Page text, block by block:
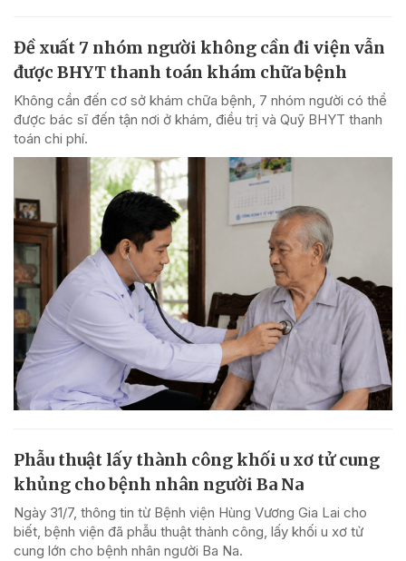
Đề xuất 7 nhóm người không cần đi viện vẫn
được BHYT thanh toán khám chữa bệnh
Không cần đến cơ sở khám chữa bệnh, 7 nhóm người có thể
được bác sĩ đến tận nơi ở khám, điều trị và Quỹ BHYT thanh
toán chi phí.
Phẫu thuật lấy thành công khối u xơ tử cung
khủng cho bệnh nhân người Ba Na
Ngày 31/7, thông tin từ Bệnh viện Hùng Vương Gia Lai cho
biết, bệnh viện đã phẫu thuật thành công, lấy khối u xơ tử
cung lớn cho bệnh nhân người Ba Na.